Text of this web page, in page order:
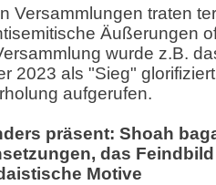
Versammlungen traten
Äußerungen
wurde z.B.
2023 als "Sieg"
aufgerufen.
präsent: Shoah
das
Motive